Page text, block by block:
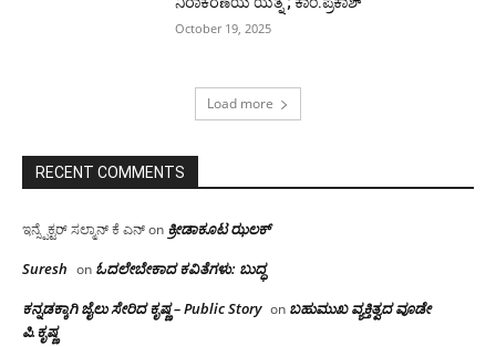
October 19, 2025
Load more
RECENT COMMENTS
ಇನ್ಸ್ಪೆಕ್ಟರ್ ಸಲ್ಮಾನ್ ಕೆ ಎನ್on ಕ್ರೀಡಾಕೂಟ ಝಲಕ್
Suresh on ಓದಲೇಬೇಕಾದ‌ ಕವಿತೆಗಳು: ಬುದ್ಧ
ಕನ್ನಡಕ್ಕಾಗಿ ಜೈಲು ಸೇರಿದ ಕೃಷ್ಣ – Public Story on ಬಹುಮುಖ ವ್ಯಕ್ತಿತ್ವದ ವೂಡೇ
ಪಿ.ಕೃಷ್ಣ